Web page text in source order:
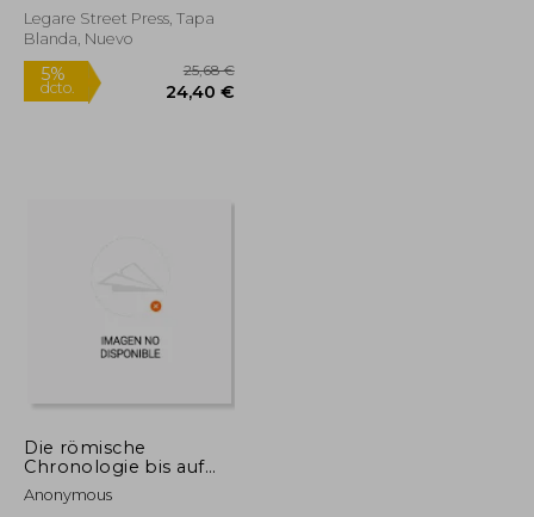
Legare Street Press, Tapa
Blanda, Nuevo
Die römische
Chronologie bis auf
Caesar von Th.
Mommsen (en
Anonymous